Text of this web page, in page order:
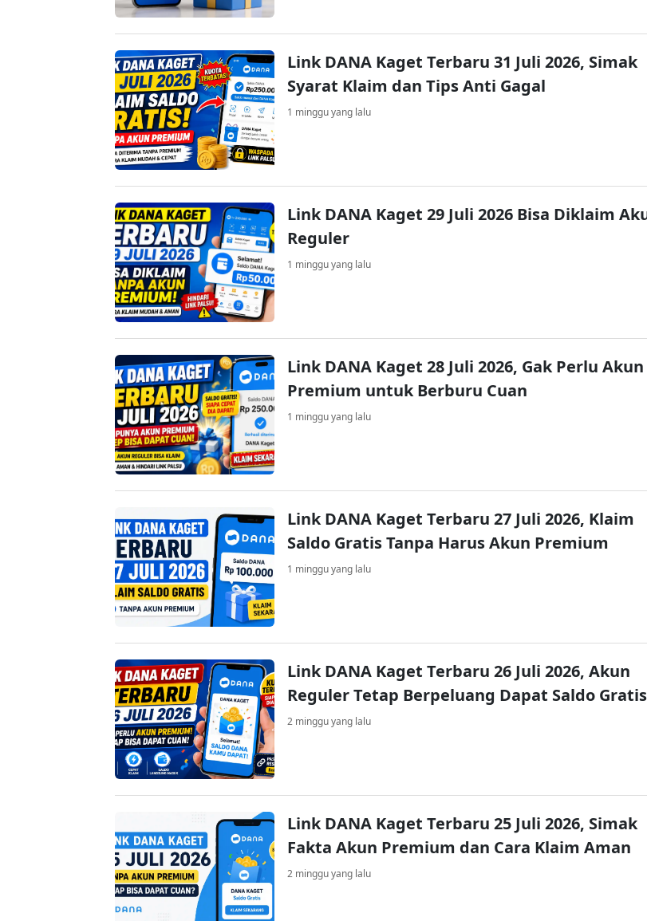
Link DANA Kaget Terbaru 31 Juli 2026, Simak
Syarat Klaim dan Tips Anti Gagal
1 minggu yang lalu
Link DANA Kaget 29 Juli 2026 Bisa Diklaim
Reguler
1 minggu yang lalu
Link DANA Kaget 28 Juli 2026, Gak Perlu Akun
Premium untuk Berburu Cuan
1 minggu yang lalu
Link DANA Kaget Terbaru 27 Juli 2026, Klaim
Saldo Gratis Tanpa Harus Akun Premium
1 minggu yang lalu
Link DANA Kaget Terbaru 26 Juli 2026, Akun
Reguler Tetap Berpeluang Dapat Saldo Gratis
2 minggu yang lalu
Link DANA Kaget Terbaru 25 Juli 2026, Simak
Fakta Akun Premium dan Cara Klaim Aman
2 minggu yang lalu